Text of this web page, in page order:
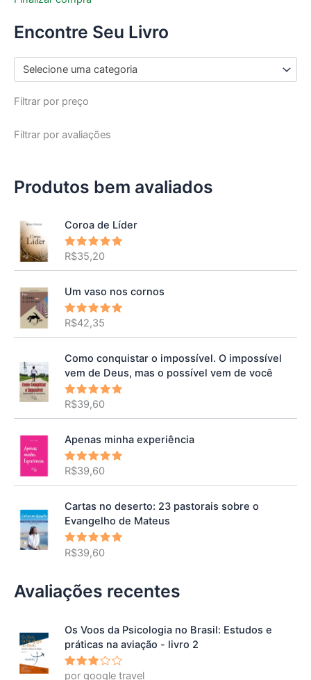
Encontre Seu Livro
Selecione uma categoria
Filtrar por preço
Filtrar por avaliações
Produtos bem avaliados
Coroa de Líder
Avaliação
de 5
R$35,20
Um vaso nos cornos
Avaliação
R$42,35
Como conquistar o impossível. O impossível
vem de Deus, mas o possível vem de você
Avaliação
R$39,60
Apenas minha experiência
Avaliação
R$39,60
Cartas no deserto: 23 pastorais sobre o
Evangelho de Mateus
Avaliação
de 5
R$39,60
Avaliações recentes
Os Voos da Psicologia no Brasil: Estudos e
práticas na aviação - livro 2
Avalia
por google travel